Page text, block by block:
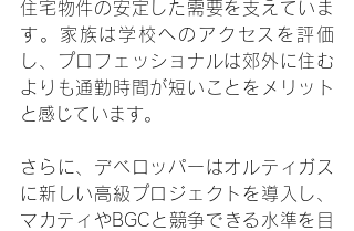
住宅物件の安定した需要を支えていま
す。家族は学校へのアクセスを評価
し、プロフェッショナルは郊外に住む
よりも通勤時間が短いことをメリット
と感じています。
さらに、デベロッパーはオルティガス
に新しい高級プロジェクトを導入し、
マカティやBGCと競争できる水準を目